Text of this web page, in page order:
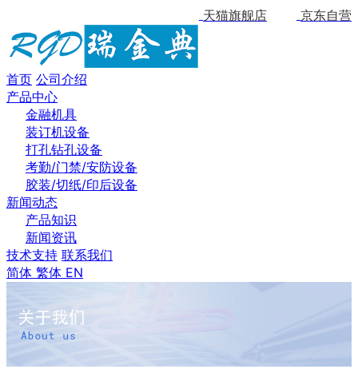
天猫旗舰店 京东自营
首页 公司介绍
产品中心
金融机具
装订机设备
打孔钻孔设备
考勤/门禁/安防设备
胶装/切纸/印后设备
新闻动态
产品知识
新闻资讯
技术支持 联系我们
简体 繁体 EN